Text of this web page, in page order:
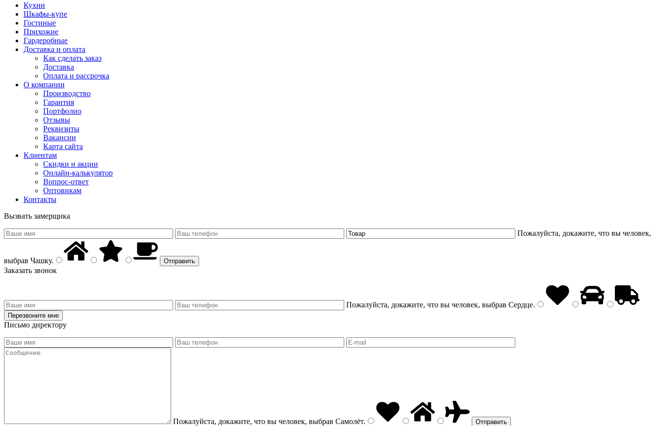
Кухни
Шкафы-купе
Гостиные
Прихожие
Гардеробные
Доставка и оплата
Как сделать заказ
Доставка
Оплата и рассрочка
О компании
Производство
Гарантия
Портфолио
Отзывы
Реквизиты
Вакансии
Карта сайта
Клиентам
Скидки и акции
Онлайн-калькулятор
Вопрос-ответ
Оптовикам
Контакты
Вызвать замерщика
Пожалуйста, докажите, что вы человек,
выбрав Чашку.
Заказать звонок
Пожалуйста, докажите, что вы человек, выбрав Сердце.
Письмо директору
Пожалуйста, докажите, что вы человек, выбрав Самолёт.